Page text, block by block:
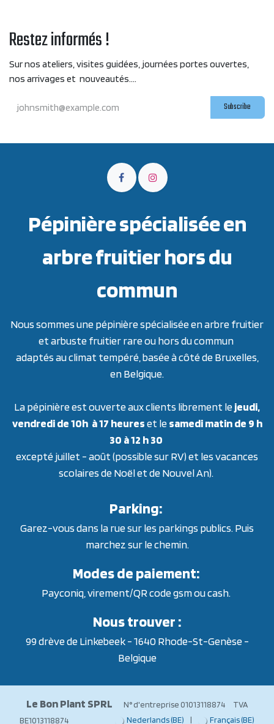
Restez informés !
Sur nos ateliers, visites guidées, journées portes ouvertes,
nos arrivages et nouveautés....
Subscribe
Pépinière spécialisée en
arbre fruitier hors du
commun
Nous sommes une pépinière spécialisée en arbre fruitier
et arbuste fruitier rare ou hors du commun
adaptés au climat tempéré, basée à côté de Bruxelles,
en Belgique.
La pépinière est ouverte aux clients librement lejeudi,
vendredi de 10h à 17 heureset lesamedi matin de 9 h
30 à 12 h 30
excepté juillet - août (possible sur RV) et les vacances
scolaires de Noël et de Nouvel An).
Parking:
Garez-vous dans la rue sur les parkings publics. Puis
marchez sur le chemin.
Modes de paiement:
Payconiq, virement/QR code gsm ou cash.
Nous trouver :
99 drève de Linkebeek - 1640 Rhode-St-Genèse -
Belgique
Le Bon Plant SPRL
N° d'entreprise 01013118874 TVA
BE1013118874
Nederlands (BE) | Français (BE)